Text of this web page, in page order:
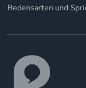
Redensarten und